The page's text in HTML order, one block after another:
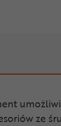
ze